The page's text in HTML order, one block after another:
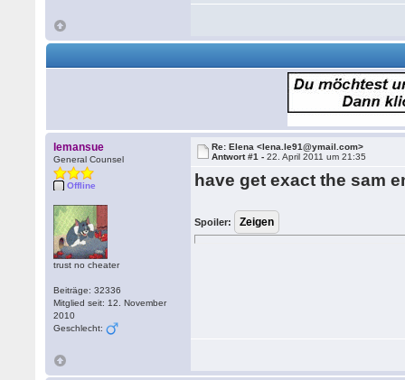
lemansue
General Counsel
Offline
trust no cheater
Beiträge: 32336
Mitglied seit: 12. November
2010
Geschlecht:
Re: Elena <lena.le91@ymail.com>
Antwort #1 -22. April 2011 um 21:35
have get exact the sam
Spoiler: